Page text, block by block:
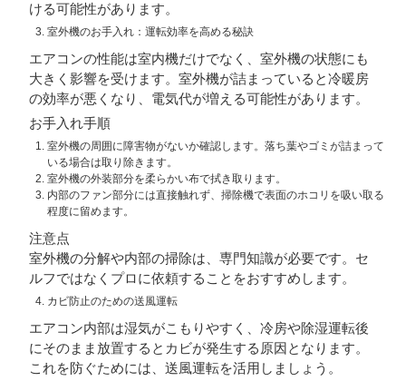
ける可能性があります。
室外機のお手入れ：運転効率を高める秘訣
エアコンの性能は室内機だけでなく、室外機の状態にも
大きく影響を受けます。室外機が詰まっていると冷暖房
の効率が悪くなり、電気代が増える可能性があります。
お手入れ手順
室外機の周囲に障害物がないか確認します。落ち葉やゴミが詰まって
いる場合は取り除きます。
室外機の外装部分を柔らかい布で拭き取ります。
内部のファン部分には直接触れず、掃除機で表面のホコリを吸い取る
程度に留めます。
注意点
室外機の分解や内部の掃除は、専門知識が必要です。セ
ルフではなくプロに依頼することをおすすめします。
カビ防止のための送風運転
エアコン内部は湿気がこもりやすく、冷房や除湿運転後
にそのまま放置するとカビが発生する原因となります。
これを防ぐためには、送風運転を活用しましょう。